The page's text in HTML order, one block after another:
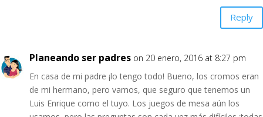
Reply
Planeando ser padres on 20 enero, 2016 at 8:27 pm
En casa de mi padre ¡lo tengo todo! Bueno, los cromos eran
de mi hermano, pero vamos, que seguro que tenemos un
Luis Enrique como el tuyo. Los juegos de mesa aún los